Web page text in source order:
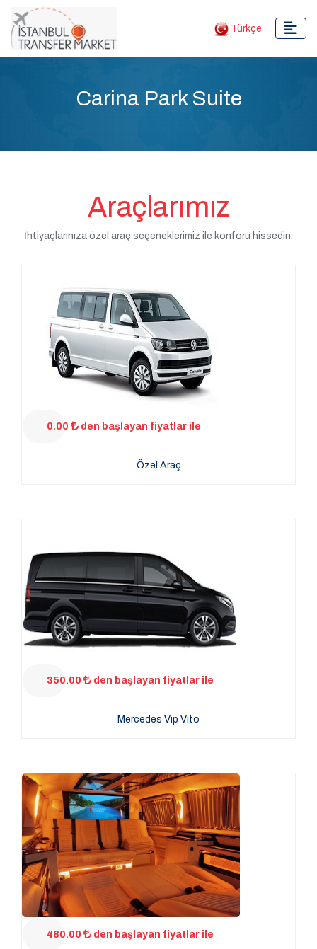
Türkçe
Carina Park Suite
Araçlarımız
İhtiyaçlarınıza özel araç seçeneklerimiz ile konforu hissedin.
0.00 den başlayan fiyatlar ile
Özel Araç
350.00 den başlayan fiyatlar ile
Mercedes Vip Vito
480.00 den başlayan fiyatlar ile